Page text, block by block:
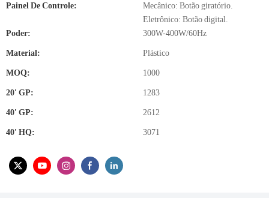
Painel De Controle:
Mecânico: Botão giratório.
Eletrônico: Botão digital.
Poder:
300W-400W/60Hz
Material: Plástico
MOQ: 1000
20′ GP: 1283
40′ GP: 2612
40′ HQ: 3071